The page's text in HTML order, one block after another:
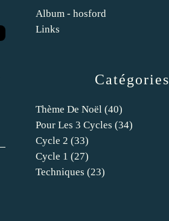
Catégories
Thème De Noël (40)
Pour Les 3 Cycles (34)
Cycle 2 (33)
Cycle 1 (27)
Techniques (23)
Album - hosford
Links